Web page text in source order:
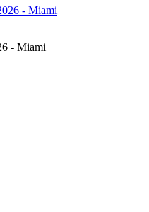
- Miami